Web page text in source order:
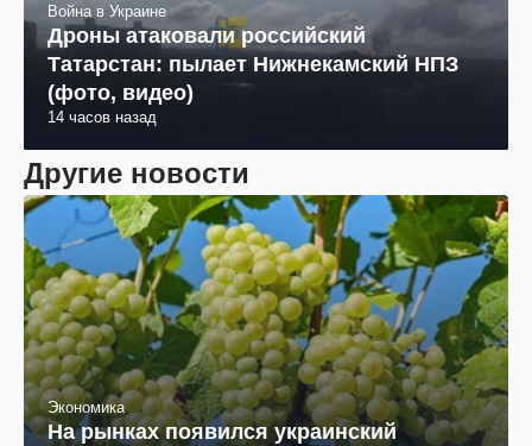
Война в Украине
Дроны атаковали российский
Татарстан: пылает Нижнекамский НПЗ
(фото, видео)
14 часов назад
Другие новости
Экономика
На рынках появился украинский